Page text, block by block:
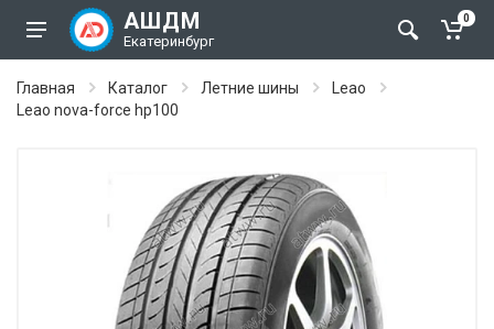
АШДМ
Екатеринбург
0
Главная Каталог Летние шины
Leao
Leao nova-force hp100